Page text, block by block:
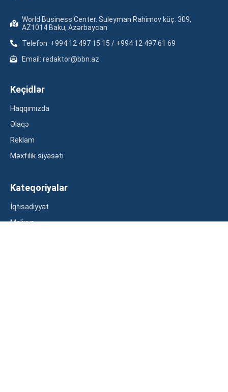
World Business Center. Suleyman Rahimov küç. 309,
AZ1014 Baku, Azərbaycan
Telefon: +994 12 497 15 15 / +994 12 497 61 69
Email: redaktor@bbn.az
Keçidlər
Haqqımızda
Əlaqə
Reklam
Məxfilik siyasəti
Kateqoriyalar
İqtisadiyyat
Maliyyə